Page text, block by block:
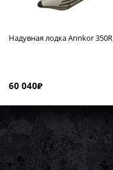
Надувная лодка Annkor 350R
60 040₽